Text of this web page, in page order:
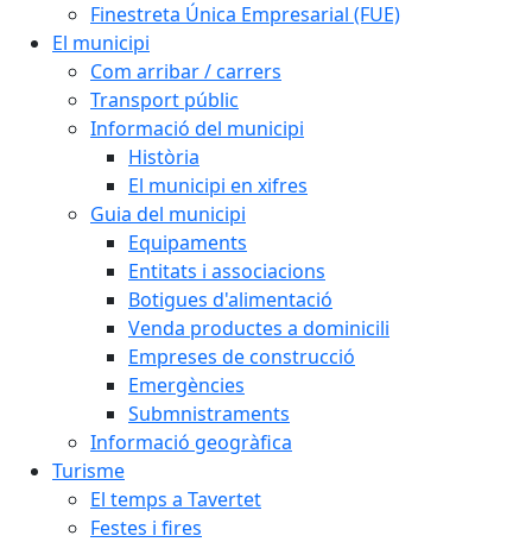
Finestreta Única Empresarial (FUE)
El municipi
Com arribar / carrers
Transport públic
Informació del municipi
Història
El municipi en xifres
Guia del municipi
Equipaments
Entitats i associacions
Botigues d'alimentació
Venda productes a dominicili
Empreses de construcció
Emergències
Submnistraments
Informació geogràfica
Turisme
El temps a Tavertet
Festes i fires